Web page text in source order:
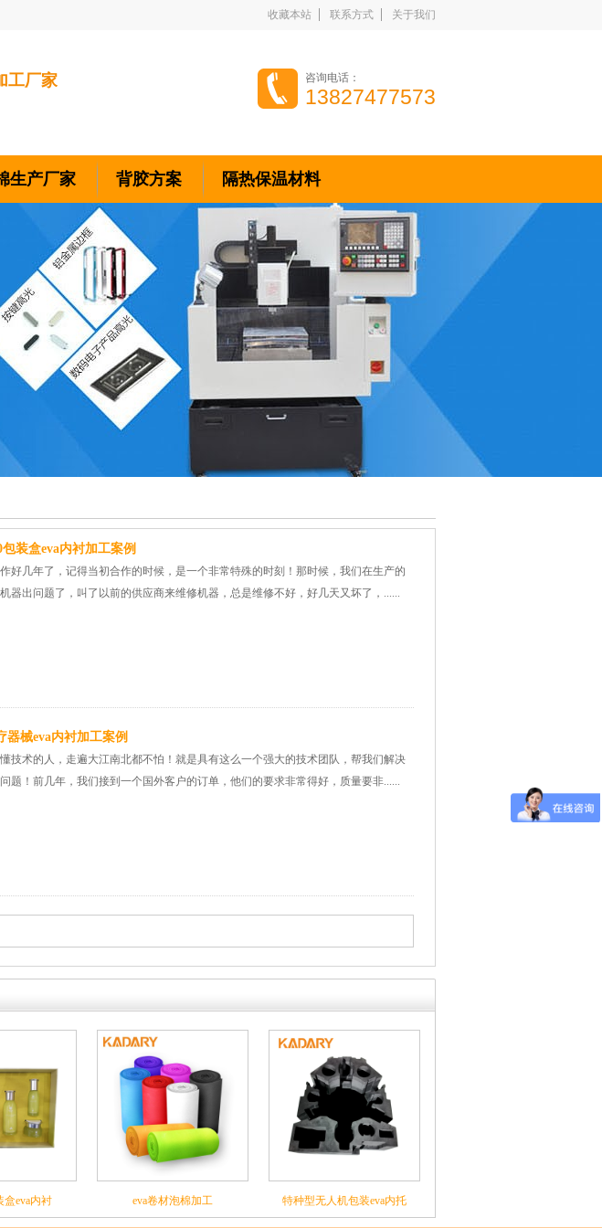
收藏本站 联系方式 关于我们
工厂家 咨询电话：
13827477573
生产厂家 背胶方案 隔热保温材料
荣誉资质 关于我们 合作伙伴
装盒eva内衬加工案例
好几年了，记得当初合作的时候，是一个非常特殊的时刻！那时候，我们在生产的
器出问题了，叫了以前的供应商来维修机器，总是维修不好，好几天又坏了，......
器械eva内衬加工案例
技术的人，走遍大江南北都不怕！就是具有这么一个强大的技术团队，帮我们解决
题！前几年，我们接到一个国外客户的订单，他们的要求非常得好，质量要非......
盒eva内衬 eva卷材泡棉加工 特种型无人机包装eva内托